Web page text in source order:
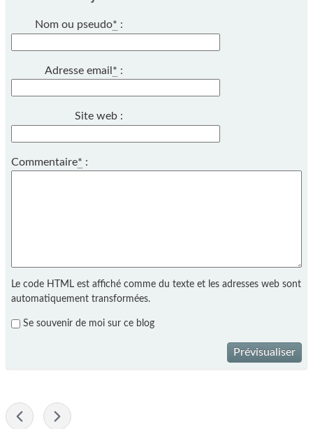
Nom ou pseudo* :
Adresse email * :
Site web :
Commentaire* :
Le code HTML est affiché comme du texte et les adresses web sont
automatiquement transformées.
Se souvenir de moi sur ce blog
Prévisualiser